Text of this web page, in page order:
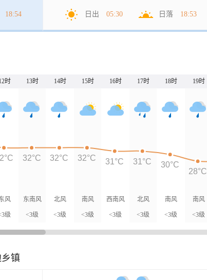
18:54 日出 05:30 日落 18:53
时 13时 14时 15时 16时 17时 18时 19时
风
级
东南风
<3级
北风
<3级
南风
<3级
西南风
<3级
北风
<3级
南风
<3级
南风
<3级
32°C 32°C 32°C 31°C 31°C 30°C
28°C
镇